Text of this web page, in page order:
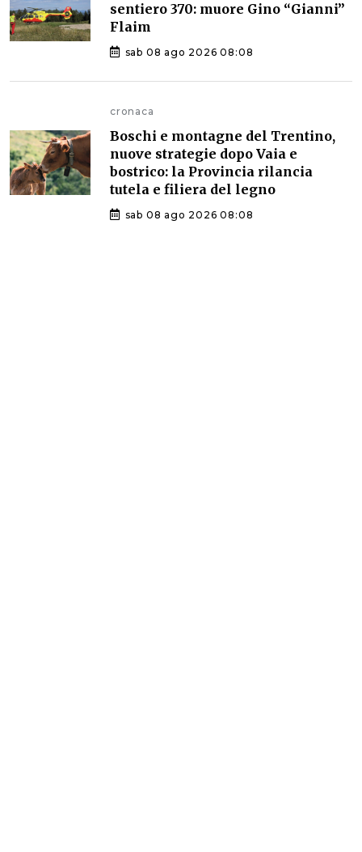
sentiero 370: muore Gino “Gianni”
Flaim
sab 08 ago 2026 08:08
cronaca
Boschi e montagne del Trentino,
nuove strategie dopo Vaia e
bostrico: la Provincia rilancia
tutela e filiera del legno
sab 08 ago 2026 08:08